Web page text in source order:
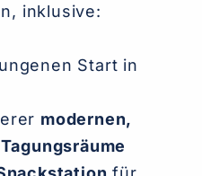
inklusive:
Start in
modernen,